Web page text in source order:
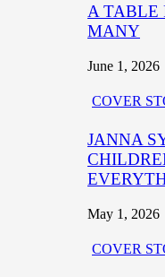
A TABLE
MANY
June 1, 2026
COVER
JANNA
May 1, 2026
COVER